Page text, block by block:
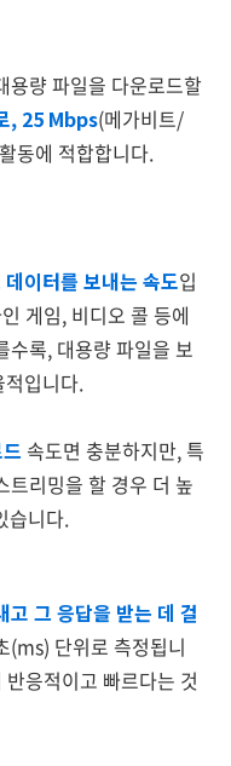
용량 파일을 다운로드할
, 25 Mbps(메가비트/
동에 적합합니다.
이터를 보내는 속도입
게임, 비디오 콜 등에
수록, 대용량 파일을 보
입니다.
속도면 충분하지만, 특
트리밍을 할 경우 더 높
습니다.
고 그 응답을 받는 데 걸
(ms) 단위로 측정됩니
응적이고 빠르다는 것